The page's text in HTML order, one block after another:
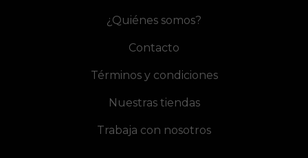
¿Quiénes somos?
Contacto
Términos y condiciones
Nuestras tiendas
Trabaja con nosotros